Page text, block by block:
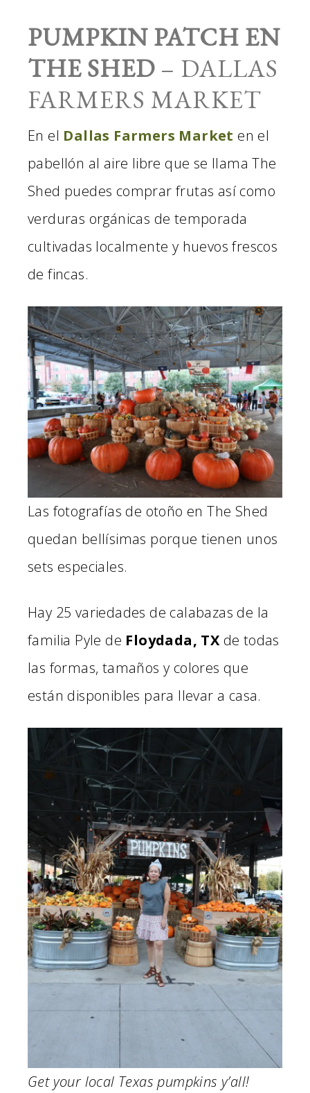
PUMPKIN PATCH EN
THE SHED – DALLAS
FARMERS MARKET
En el Dallas Farmers Market en el
pabellón al aire libre que se llama The
Shed puedes comprar frutas así como
verduras orgánicas de temporada
cultivadas localmente y huevos frescos
de fincas.
Las fotografías de otoño en The Shed
quedan bellísimas porque tienen unos
sets especiales.
Hay 25 variedades de calabazas de la
familia Pyle de Floydada, TX de todas
las formas, tamaños y colores que
están disponibles para llevar a casa.
Get your local Texas pumpkins y’all!